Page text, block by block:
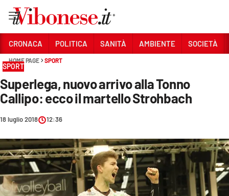
Sezioni
CRONACA
POLITICA
SANITÀ
AMBIENTE
SOCIETÀ
CULTURA
CRONACA POLITICA SANITÀ AMBIENTE SOCIETÀ
HOME PAGE SPORT
SPORT
Superlega, nuovo arrivo alla Tonno
Callipo: ecco il martello Strohbach
18 luglio 2018 12:36